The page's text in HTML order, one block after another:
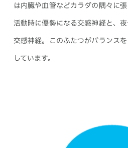
は内臓や血管などカラダの隅々に
活動時に優勢になる交感神経と、
交感神経。このふたつがバランス
しています。